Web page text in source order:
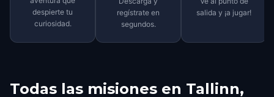
despierte tu
curiosidad.
regístrate en
segundos.
salida y ¡a jugar!
Todas las misiones en Tallinn,